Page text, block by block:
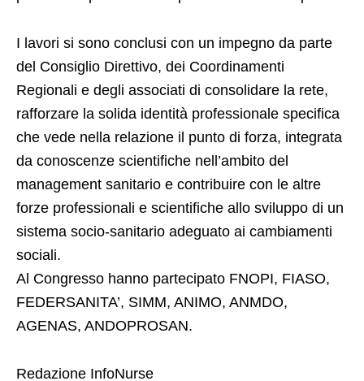
I lavori si sono conclusi con un impegno da parte
del Consiglio Direttivo, dei Coordinamenti
Regionali e degli associati di consolidare la rete,
rafforzare la solida identità professionale specifica
che vede nella relazione il punto di forza, integrata
da conoscenze scientifiche nell’ambito del
management sanitario e contribuire con le altre
forze professionali e scientifiche allo sviluppo di un
sistema socio-sanitario adeguato ai cambiamenti
sociali.
Al Congresso hanno partecipato FNOPI, FIASO,
FEDERSANITA’, SIMM, ANIMO, ANMDO,
AGENAS, ANDOPROSAN.
Redazione InfoNurse